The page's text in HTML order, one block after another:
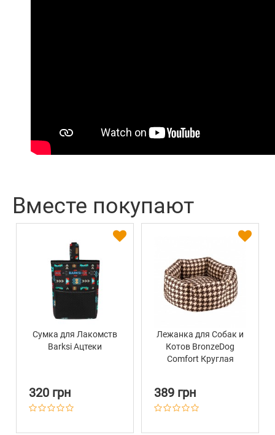
Вместе покупают
Сумка для Лакомств
Barksi Ацтеки
320 грн
Лежанка для Собак и
Котов BronzeDog
Comfort Круглая
389 грн